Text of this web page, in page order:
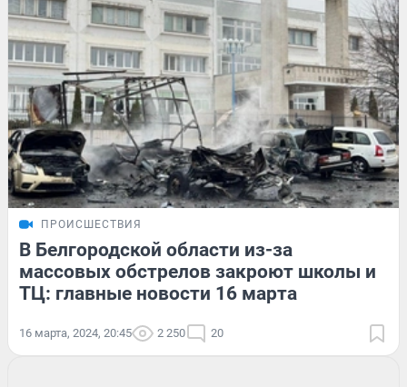
ПРОИСШЕСТВИЯ
В Белгородской области из-за
массовых обстрелов закроют школы и
ТЦ: главные новости 16 марта
16 марта, 2024, 20:45 2 250 20